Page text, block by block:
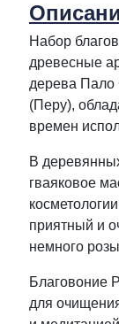
Набор
древесные
дерева
(Перу),
времен
В
гваяковое
приятный и
немного
Благовоние
для